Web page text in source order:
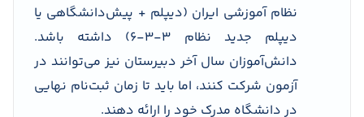
نظام آموزشی ایران (دیپلم + پیش‌دانشگاهی یا
دیپلم جدید نظام ۳-۳-۶) داشته باشد.
دانش‌آموزان سال آخر دبیرستان نیز می‌توانند در
آزمون شرکت کنند، اما باید تا زمان ثبت‌نام نهایی
در دانشگاه مدرک خود را ارائه دهند.